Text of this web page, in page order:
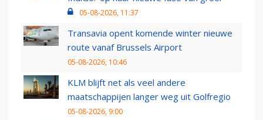
05-08-2026, 11:37
Transavia opent komende winter nieuwe
route vanaf Brussels Airport
05-08-2026, 10:46
KLM blijft net als veel andere
maatschappijen langer weg uit Golfregio
05-08-2026, 9:00